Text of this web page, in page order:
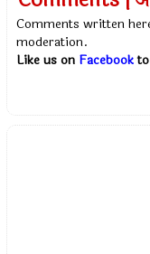
Comments written
moderation.
Like us on Facebook